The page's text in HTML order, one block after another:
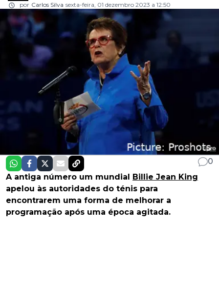
por Carlos Silva sexta-feira, 01 dezembro 2023 a 12:50
0
A antiga número um mundial Billie Jean King
apelou às autoridades do ténis para
encontrarem uma forma de melhorar a
programação após uma época agitada.